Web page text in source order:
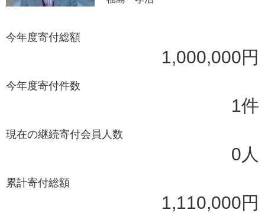
今年度寄付総額
1,000,000円
今年度寄付件数
1件
現在の継続寄付会員人数
0人
累計寄付総額
1,110,000円